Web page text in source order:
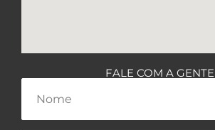
FALE COM A GENTE